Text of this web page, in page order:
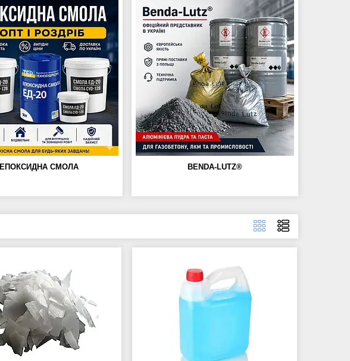
ЕПОКСИДНА СМОЛА BENDA-LUTZ®